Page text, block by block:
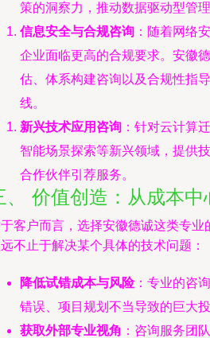
策的洞察力，推动数据驱动型管理
信息安全与合规咨询 ：随着网络
企业面临更高的合规要求。安徽
估、体系构建咨询以及合规性指
线。
新兴技术应用咨询 ：针对云计算
智能场景探索等新兴领域，提供
合作伙伴引荐服务。
、 价值创造：从成本中
客户而言，选择安徽德诚这类专
不止于解决某个具体的技术问题：
降低试错成本与风险：专业的咨
错误、项目规划不当导致的巨大
获取外部专业视角 ：咨询服务团